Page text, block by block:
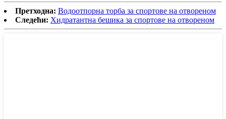
Претходна: Водоотпорна торба за спортове на отвореном
Следећи: Хидратантна бешика за спортове на отвореном